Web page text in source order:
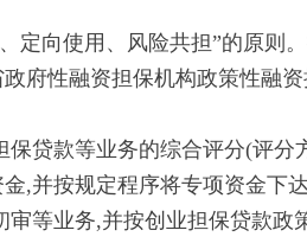
向使用、风险共担”的原则
府性融资担保机构政策性融
款等业务的综合评分(评分
,并按规定程序将专项资金下
业务,并按创业担保贷款政